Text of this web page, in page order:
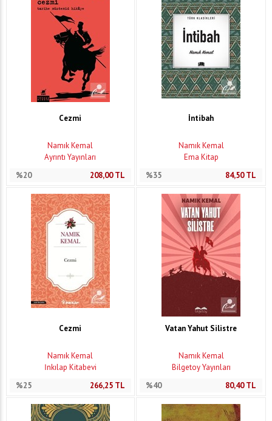
Cezmi
Namık Kemal
Ayrıntı Yayınları
%20
208,00TL
İntibah
Namık Kemal
Ema Kitap
%35
84,50TL
Cezmi
Namık Kemal
İnkılap Kitabevi
%25
266,25TL
Vatan Yahut Silistre
Namık Kemal
Bilgetoy Yayınları
%40
80,40TL